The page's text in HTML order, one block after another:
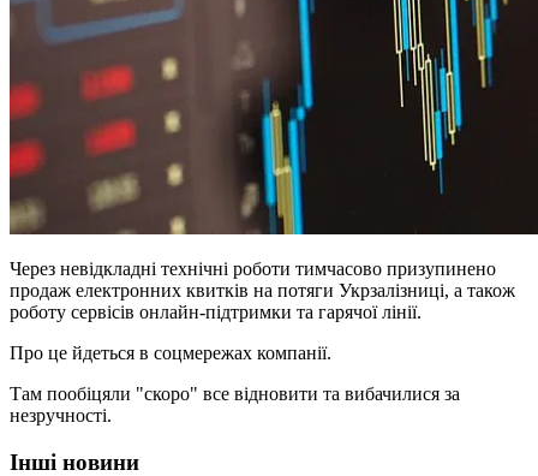
Через невідкладні технічні роботи тимчасово призупинено
продаж електронних квитків на потяги Укрзалізниці, а також
роботу сервісів онлайн-підтримки та гарячої лінії.
Про це йдеться в соцмережах компанії.
Там пообіцяли "скоро" все відновити та вибачилися за
незручності.
Інші новини